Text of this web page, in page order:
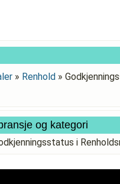
» Renhold »
og kategori
i